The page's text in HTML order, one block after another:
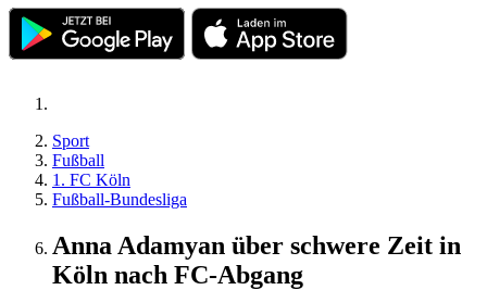
Sport
Fußball
1. FC Köln
Fußball-Bundesliga
Anna Adamyan über schwere Zeit in
Köln nach FC-Abgang